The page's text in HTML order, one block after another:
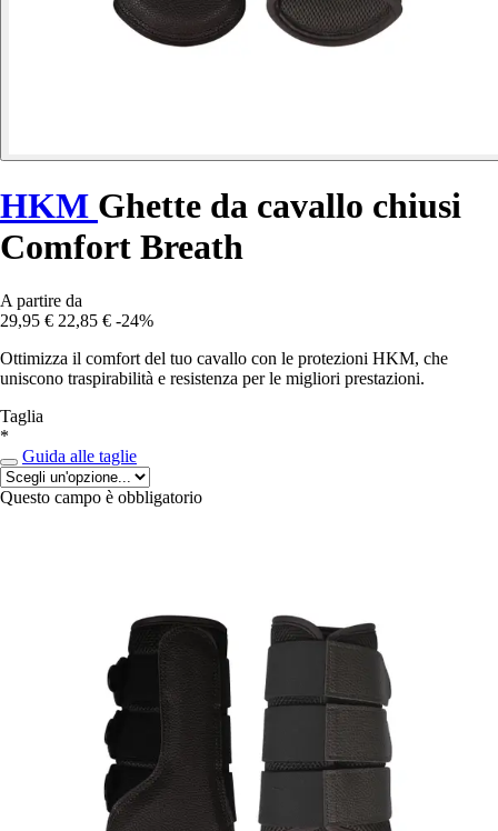
HKM Ghette da cavallo chiusi
Comfort Breath
A partire da
29,95 € 22,85 € -24%
Ottimizza il comfort del tuo cavallo con le protezioni HKM, che
uniscono traspirabilità e resistenza per le migliori prestazioni.
Taglia
*
Guida alle taglie
Questo campo è obbligatorio